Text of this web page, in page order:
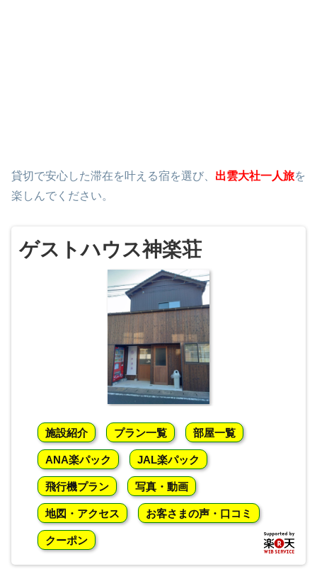
貸切で安心した滞在を叶える宿を選び、 出雲大社一人旅を
楽しんでください。
ゲストハウス神楽荘
施設紹介 プラン一覧 部屋一覧
ANA楽パック JAL楽パック
飛行機プラン 写真・動画
地図・アクセス お客さまの声・口コミ
クーポン